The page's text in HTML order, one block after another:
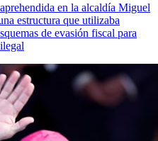
en la alcaldía Miguel
estructura que utilizaba
de evasión fiscal para